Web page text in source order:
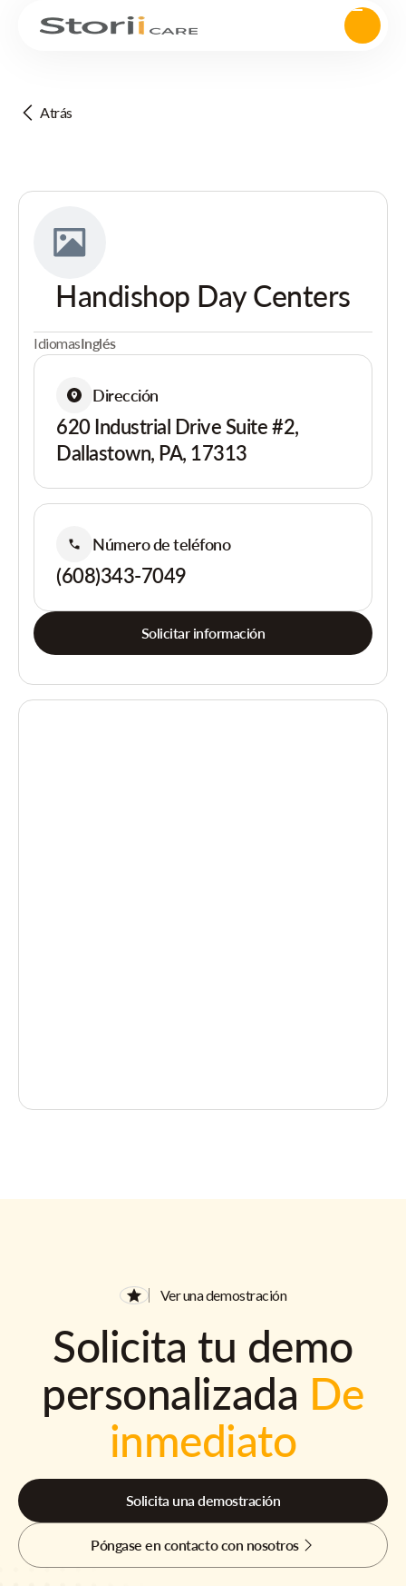
Atrás
Handishop Day Centers
IdiomasInglés
Dirección
620 Industrial Drive Suite #2,
Dallastown, PA, 17313
Número de teléfono
(608)343-7049
Solicitar información
Ver una demostración
Solicita tu demo
personalizada De
inmediato
Solicita una demostración
Póngase en contacto con nosotros